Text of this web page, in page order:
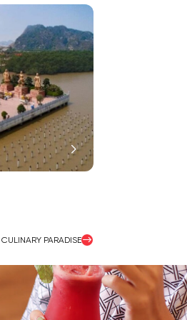
PARADISE